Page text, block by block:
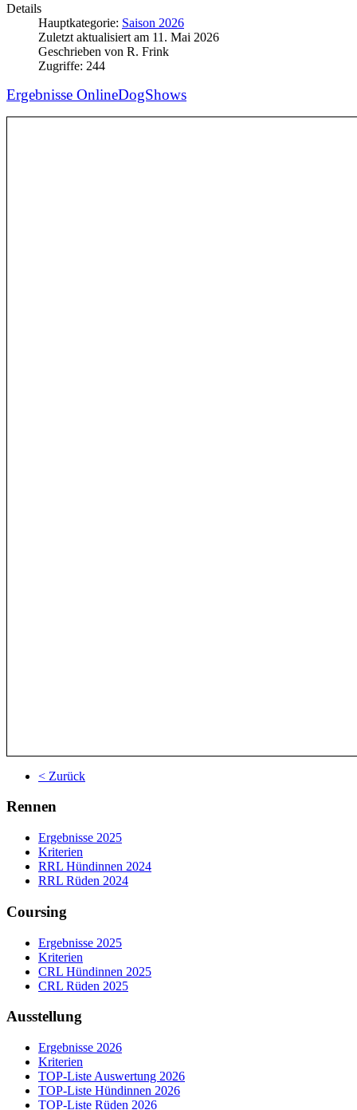
Details
Hauptkategorie: Saison 2026
Zuletzt aktualisiert am 11. Mai 2026
Geschrieben von R. Frink
Zugriffe: 244
Ergebnisse OnlineDogShows
< Zurück
Rennen
Ergebnisse 2025
Kriterien
RRL Hündinnen 2024
RRL Rüden 2024
Coursing
Ergebnisse 2025
Kriterien
CRL Hündinnen 2025
CRL Rüden 2025
Ausstellung
Ergebnisse 2026
Kriterien
TOP-Liste Auswertung 2026
TOP-Liste Hündinnen 2026
TOP-Liste Rüden 2026